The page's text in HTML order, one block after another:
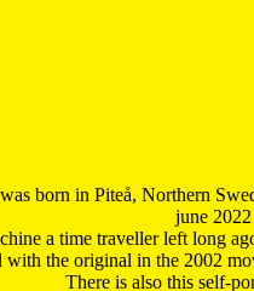
born in Piteå, Northern
june
a time traveller left long
the original in the 2002
There is also this self-